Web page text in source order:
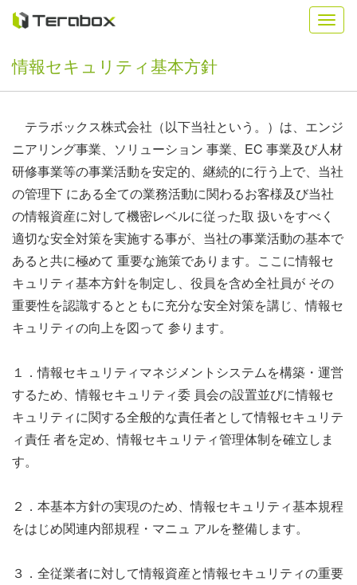
情報セキュリティ基本方針
テラボックス株式会社（以下当社という。）は、エンジ
ニアリング事業、ソリューション 事業、EC 事業及び人材
研修事業等の事業活動を安定的、継続的に行う上で、当社
の管理下 にある全ての業務活動に関わるお客様及び当社
の情報資産に対して機密レベルに従った取 扱いをすべく
適切な安全対策を実施する事が、当社の事業活動の基本で
あると共に極めて 重要な施策であります。ここに情報セ
キュリティ基本方針を制定し、役員を含め全社員が その
重要性を認識するとともに充分な安全対策を講じ、情報セ
キュリティの向上を図って 参ります。
１．情報セキュリティマネジメントシステムを構築・運営
するため、情報セキュリティ委 員会の設置並びに情報セ
キュリティに関する全般的な責任者として情報セキュリテ
ィ責任 者を定め、情報セキュリティ管理体制を確立しま
す。
２．本基本方針の実現のため、情報セキュリティ基本規程
をはじめ関連内部規程・マニュ アルを整備します。
３．全従業者に対して情報資産と情報セキュリティの重要